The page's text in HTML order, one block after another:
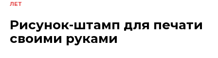
ЛЕТ
Рисунок-штамп для печати
своими руками